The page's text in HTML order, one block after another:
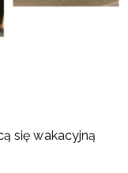
się wakacyjną